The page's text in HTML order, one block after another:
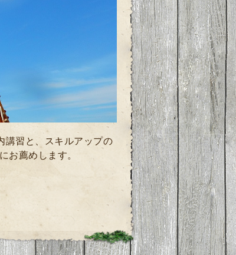
習と、
スキルアップの
お薦めします。